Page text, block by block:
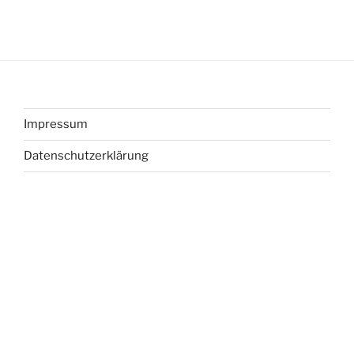
Impressum
Datenschutzerklärung